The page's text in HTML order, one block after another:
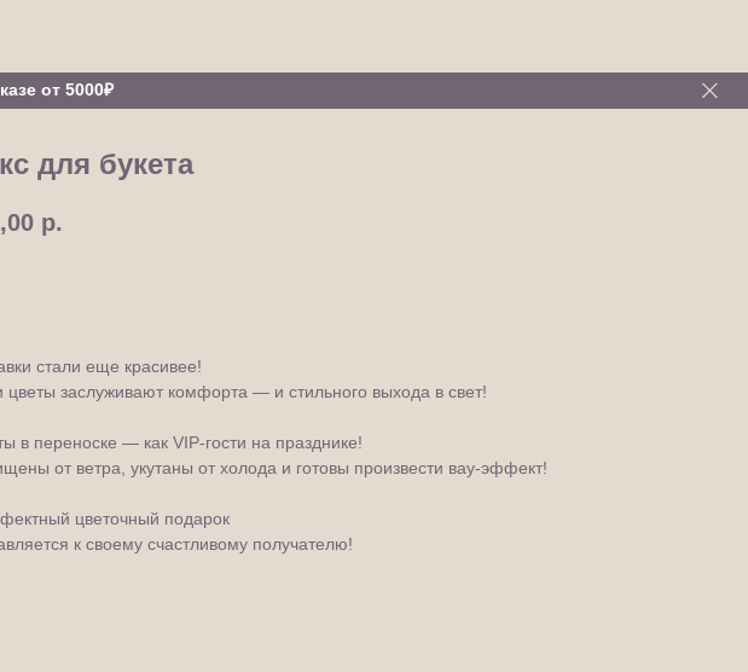
от 5000₽
для букета
р.
стали еще красивее!
цветы заслуживают комфорта — и стильного выхода в свет!
в переноске — как VIP‑гости на празднике!
от ветра, укутаны от холода и готовы произвести вау‑эффект!
цветочный подарок
к своему счастливому получателю!